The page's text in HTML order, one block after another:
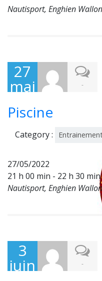
Nautisport, Enghien
27
mai
2
-
Piscine
Category :
27/05/2022
21 h 00 min - 22 h 30 min
Nautisport, Enghien
3
juin -